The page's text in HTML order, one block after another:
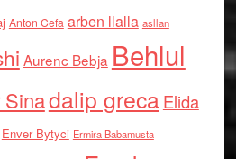
Anton Cefa arben llalla asllan
Aurenc Bebja Behlul
Sinadalip grecaElida
Enver Bytyci Ermira Babamusta